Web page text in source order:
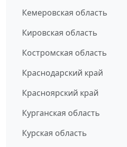
Кемеровская область
Кировская область
Костромская область
Краснодарский край
Красноярский край
Курганская область
Курская область